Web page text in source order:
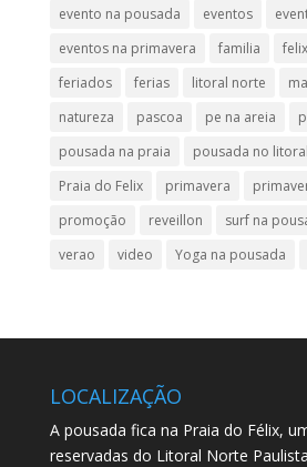
evento na pousada
eventos
eventos na primavera
familia felix
feriados
ferias litoral norte
natureza
pascoa pe na areia
pousada na praia
pousada no litoral
Praia do Felix
primavera
promoção
reveillon surf na
verao
video Yoga na pousada
LOCALIZAÇÃO
A pousada fica na Praia do Félix,
reservadas do Litoral Norte